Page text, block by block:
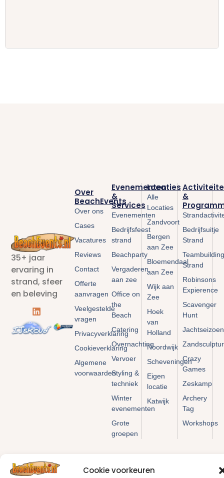
Cookie voorkeuren
35+ jaar
ervaring in
strand, sfeer
en beleving
&
Bedrijfsuitje
Strand
Teambuilding
Strand
Robinsons
Expierence
Scavenger
Hunt
Jachtseizoen
Crazy
Games
Zeskamp
Archery
Tag
Workshops
Locaties
Alle
Locaties
Zandvoort
Bergen
aan Zee
Bloemendaal
aan Zee
Wijk aan
Zee
Hoek
van
Holland
Noordwijk
Scheveningen
Eigen
locatie
Katwijk
Evenementen
&
Services
Evenementen
Bedrijfsfeest
strand
Beachparty
Vergaderen
aan zee
Office on
the
Beach
Catering
Overnachting
Vervoer
Styling &
techniek
Winter
evenementen
Grote
groepen
Over
BeachEvents
Over ons
Cases
Vacatures
Reviews
Contact
Offerte
aanvragen
Veelgestelde
vragen
Privacyverklaring
Cookieverklaring
Algemene
voorwaarden